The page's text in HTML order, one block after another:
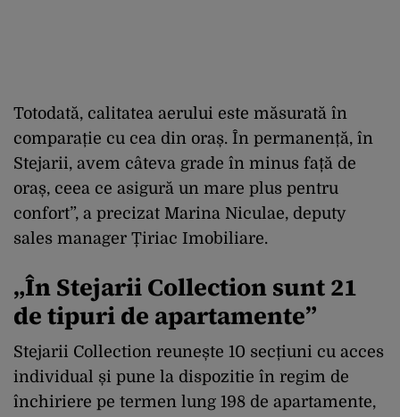
Totodată, calitatea aerului este măsurată în
comparație cu cea din oraș. În permanență, în
Stejarii, avem câteva grade în minus față de
oraș, ceea ce asigură un mare plus pentru
confort”, a precizat Marina Niculae, deputy
sales manager Țiriac Imobiliare.
„În Stejarii Collection sunt 21
de tipuri de apartamente”
Stejarii Collection reunește 10 secțiuni cu acces
individual și pune la dispozitie în regim de
închiriere pe termen lung 198 de apartamente,